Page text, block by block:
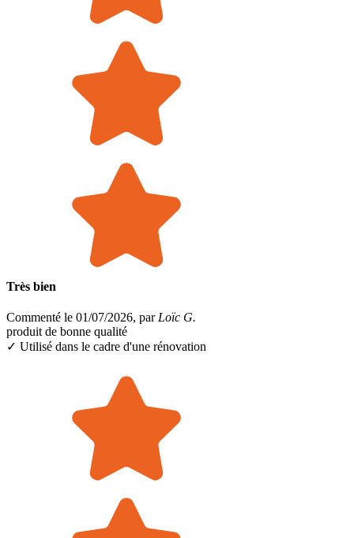
Très bien
Commenté le 01/07/2026, par Loïc G.
produit de bonne qualité
✓ Utilisé dans le cadre d'une rénovation